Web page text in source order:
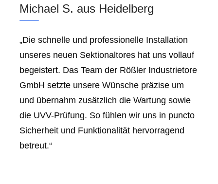
Michael S. aus Heidelberg
„Die schnelle und professionelle Installation
unseres neuen Sektionaltores hat uns vollauf
begeistert. Das Team der Rößler Industrietore
GmbH setzte unsere Wünsche präzise um
und übernahm zusätzlich die Wartung sowie
die UVV-Prüfung. So fühlen wir uns in puncto
Sicherheit und Funktionalität hervorragend
betreut.“